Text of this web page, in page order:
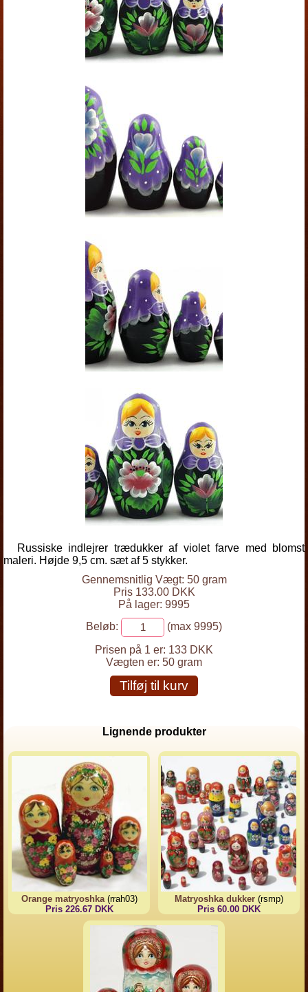
Russiske indlejrer trædukker af violet farve med blomst
maleri. Højde 9,5 cm. sæt af 5 stykker.
Gennemsnitlig Vægt: 50 gram
Pris 133.00 DKK
På lager: 9995
Beløb:
(max 9995)
Prisen på 1 er: 133 DKK
Vægten er: 50 gram
Tilføj til kurv
Lignende produkter
Orange matryoshka(rrah03)
Pris 226.67 DKK
Matryoshka dukker(rsmp)
Pris 60.00 DKK